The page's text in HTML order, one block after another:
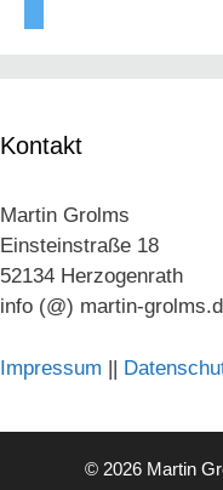
Kontakt
Martin Grolms
Einsteinstraße 18
52134 Herzogenrath
info (@) martin-
Impressum ||
© 2026 Martin